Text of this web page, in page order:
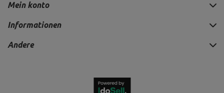
Mein konto
Informationen
Andere